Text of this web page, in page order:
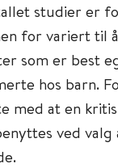
studier er
for variert til
som er best
hos barn.
med at en
ved valg